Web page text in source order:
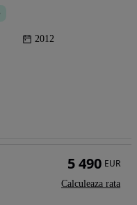
2012
5 490 EUR
Calculeaza rata